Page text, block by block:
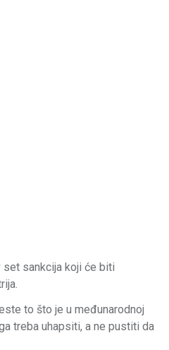
set sankcija koji će biti
to što je u međunarodnoj
treba uhapsiti, a ne pustiti da